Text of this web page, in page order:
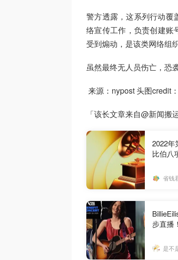
警方透露，这系列行动覆
络宣传工作，负责创建账
受到煽动，是该类网络组
虽然最终无人员伤亡，恐
来源：nypost 头图credit
「该长文章来自@新闻搬
2022年
比伯八
省钱
步直播！
是不